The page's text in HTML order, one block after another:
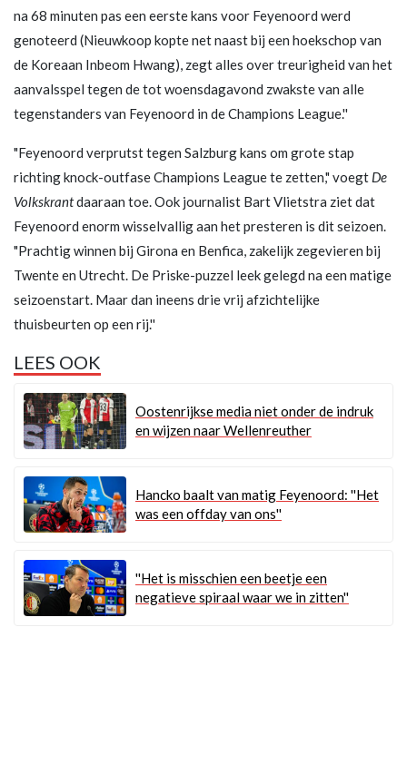
na 68 minuten pas een eerste kans voor Feyenoord werd
genoteerd (Nieuwkoop kopte net naast bij een hoekschop van
de Koreaan Inbeom Hwang), zegt alles over treurigheid van het
aanvalsspel tegen de tot woensdagavond zwakste van alle
tegenstanders van Feyenoord in de Champions League.''
"Feyenoord verprutst tegen Salzburg kans om grote stap
richting knock-outfase Champions League te zetten," voegt De
Volkskrantdaaraan toe. Ook journalist Bart Vlietstra ziet dat
Feyenoord enorm wisselvallig aan het presteren is dit seizoen.
"Prachtig winnen bij Girona en Benfica, zakelijk zegevieren bij
Twente en Utrecht. De Priske-puzzel leek gelegd na een matige
seizoenstart. Maar dan ineens drie vrij afzichtelijke
thuisbeurten op een rij.''
LEES OOK
Oostenrijkse media niet onder de indruk
en wijzen naar Wellenreuther
Hancko baalt van matig Feyenoord: ''Het
was een offday van ons''
''Het is misschien een beetje een
negatieve spiraal waar we in zitten''